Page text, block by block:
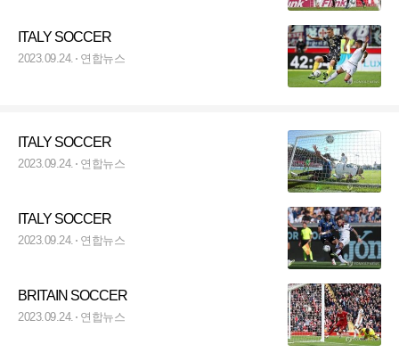
ITALY SOCCER
2023.09.24. 연합뉴스
ITALY SOCCER
2023.09.24. 연합뉴스
ITALY SOCCER
2023.09.24. 연합뉴스
BRITAIN SOCCER
2023.09.24. 연합뉴스